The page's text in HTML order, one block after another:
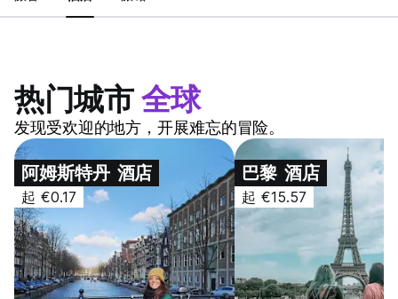
热门城市全球
发现受欢迎的地方，开展难忘的冒险。
阿姆斯特丹 酒店
起 €0.17
巴黎 酒店
起 €15.57